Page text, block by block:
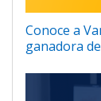
Conoce a
ganadora